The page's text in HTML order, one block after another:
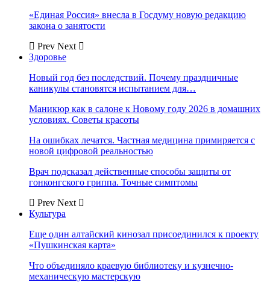
«Единая Россия» внесла в Госдуму новую редакцию
закона о занятости
Prev Next
Здоровье
Новый год без последствий. Почему праздничные
каникулы становятся испытанием для…
Маникюр как в салоне к Новому году 2026 в домашних
условиях. Советы красоты
На ошибках лечатся. Частная медицина примиряется с
новой цифровой реальностью
Врач подсказал действенные способы защиты от
гонконгского гриппа. Точные симптомы
Prev Next
Культура
Еще один алтайский кинозал присоединился к проекту
«Пушкинская карта»
Что объединяло краевую библиотеку и кузнечно-
механическую мастерскую